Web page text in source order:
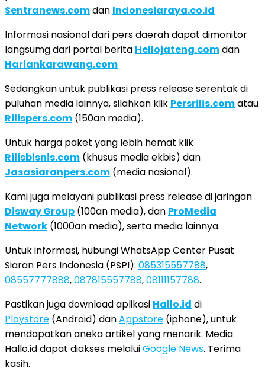
Sentranews.comdan Indonesiaraya.co.id
Informasi nasional dari pers daerah dapat dimonitor
langsumg dari portal berita Hellojateng.comdan
Hariankarawang.com
Sedangkan untuk publikasi press release serentak di
puluhan media lainnya, silahkan klik Persrilis.comatau
Rilispers.com (150an media).
Untuk harga paket yang lebih hemat klik
Rilisbisnis.com (khusus media ekbis) dan
Jasasiaranpers.com (media nasional).
Kami juga melayani publikasi press release di jaringan
Disway Group (100an media), dan ProMedia
Network (1000an media), serta media lainnya.
Untuk informasi, hubungi WhatsApp Center Pusat
Siaran Pers Indonesia (PSPI): 085315557788,
08557777888,087815557788,08111157788.
Pastikan juga download aplikasi Hallo.id di
Playstore (Android) danAppstore (iphone), untuk
mendapatkan aneka artikel yang menarik. Media
Hallo.id dapat diakses melaluiGoogle News. Terima
kasih.